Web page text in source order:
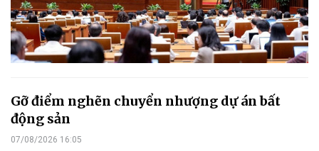
Gỡ điểm nghẽn chuyển nhượng dự án bất
động sản
07/08/2026 16:05